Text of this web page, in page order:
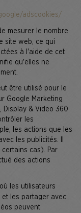
adscookies/
mesurer le nombre
site web, ce qui
à l'aide de cet
qu'elles ne
être utilisé pour le
Google Marketing
Display & Video 360
les
les actions que les
les publicités. Il
cas). Par
des actions
les utilisateurs
les partager avec
peuvent